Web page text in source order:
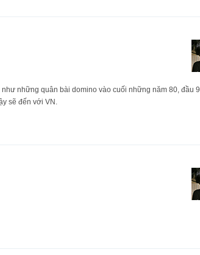
những quân bài domino vào cuối những năm 80, đầu
sẽ đến với VN.